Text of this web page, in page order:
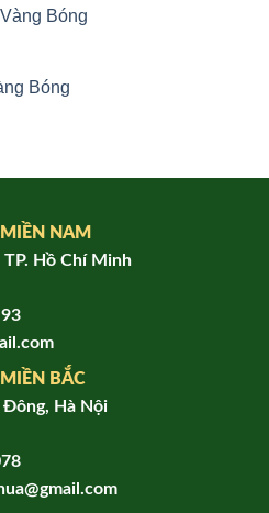
Bóng
NAM
Hồ Chí Minh
BẮC
Đông, Hà Nội